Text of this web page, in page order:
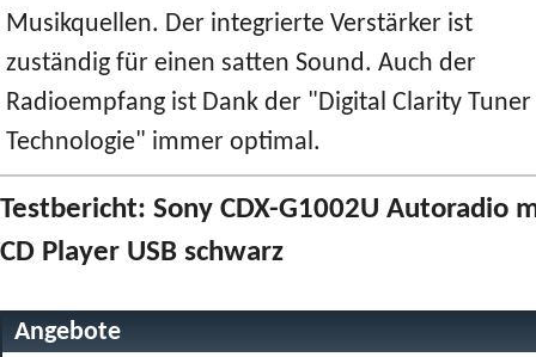
Musikquellen. Der integrierte Verstärker ist
zuständig für einen satten Sound. Auch der
Radioempfang ist Dank der "Digital Clarity Tuner
Technologie" immer optimal.
Testbericht: Sony CDX-G1002U Autoradio
CD Player USB schwarz
Angebote